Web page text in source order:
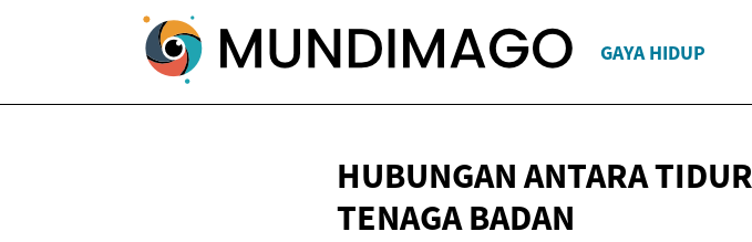
GAYA HIDUP
HUBUNGAN ANTARA
TENAGA BADAN